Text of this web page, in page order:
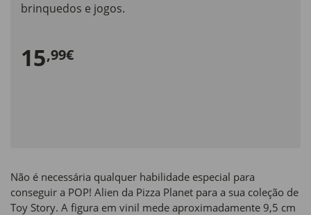
brinquedos e jogos.
15,99€
Não é necessária qualquer habilidade especial para
conseguir a POP! Alien da Pizza Planet para a sua coleção de
Toy Story. A figura em vinil mede aproximadamente 9,5 cm